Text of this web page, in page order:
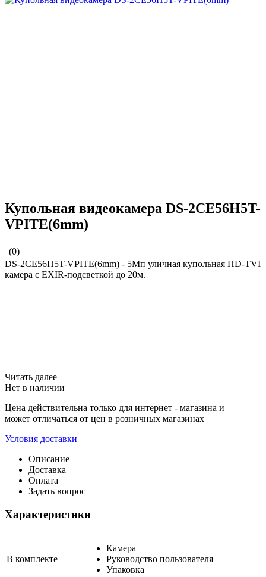
Купольная видеокамера DS-2CE56H5T-
VPITE(6mm)
(0)
DS-2CE56H5T-VPITE(6mm) - 5Мп уличная купольная HD-TVI
камера с EXIR-подсветкой до 20м.
Читать далее
Нет в наличии
Цена действительна только для интернет - магазина и
может отличаться от цен в розничных магазинах
Условия доставки
Описание
Доставка
Оплата
Задать вопрос
Характеристики
В комплекте
Камера
Руководство пользователя
Упаковка